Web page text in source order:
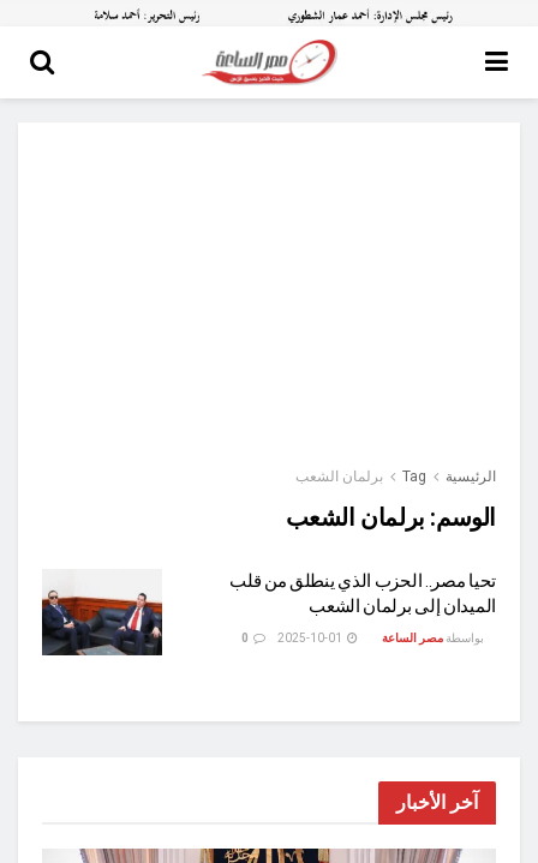
الرئيسية Tag برلمان الشعب
الوسم: برلمان الشعب
تحيا مصر.. الحزب الذي ينطلق من قلب
الميدان إلى برلمان الشعب
بواسطة مصر الساعة
آخر الأخبار